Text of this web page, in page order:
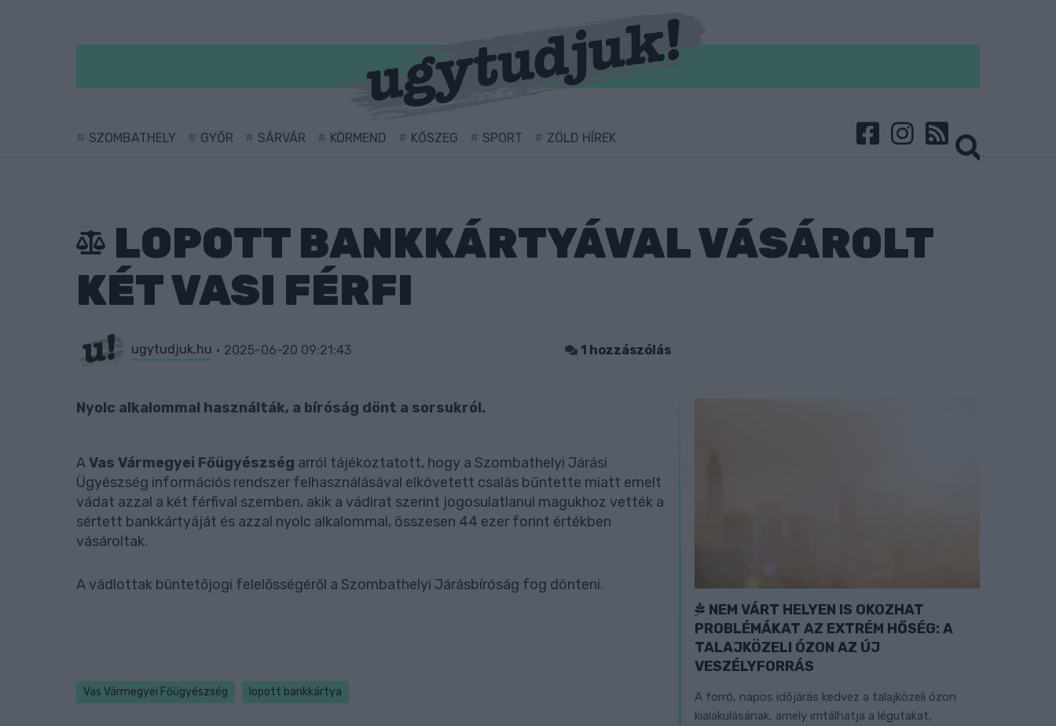
SZOMBATHELY GYŐR SÁRVÁR KÖRMEND KŐSZEG SPORT ZÖLD HÍREK
LOPOTT BANKKÁRTYÁVAL VÁSÁROLT
KÉT VASI FÉRFI
ugytudjuk.hu 2025-06-20 09:21:43 1 hozzászólás
Nyolc alkalommal használták, a bíróság dönt a sorsukról.
AVas Vármegyei Főügyészség arról tájékoztatott, hogy a Szombathelyi Járási
Ügyészség információs rendszer felhasználásával elkövetett csalás bűntette miatt emelt
vádat azzal a két férfival szemben, akik a vádirat szerint jogosulatlanul magukhoz vették a
sértett bankkártyáját és azzal nyolc alkalommal, összesen 44 ezer forint értékben
vásároltak.
A vádlottak büntetőjogi felelősségéről a Szombathelyi Járásbíróság fog dönteni.
Vas Vármegyei Főügyészség lopott bankkártya
NEM VÁRT HELYEN IS OKOZHAT
PROBLÉMÁKAT AZ EXTRÉM HŐSÉG: A
TALAJKÖZELI ÓZON AZ ÚJ
VESZÉLYFORRÁS
A forró, napos időjárás kedvez a talajközeli ózon
kialakulásának, amely irritálhatja a légutakat,